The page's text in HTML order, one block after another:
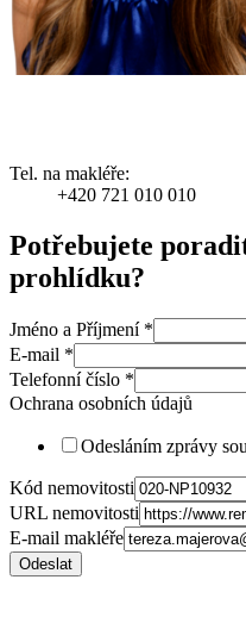
Tel. na makléře:
+420 721 010 010
Potřebujete
prohlídku?
Jméno a Příjmení *
E-mail *
Telefonní číslo *
Ochrana osobních údajů
Odesláním zprávy
Kód nemovitosti
URL nemovitosti
E-mail makléře
Odeslat